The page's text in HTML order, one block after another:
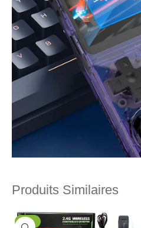
Produits Similaires
-27%